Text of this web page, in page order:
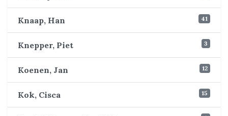
Knaap, Han 41
Knepper, Piet 3
Koenen, Jan 12
Kok, Cisca 15